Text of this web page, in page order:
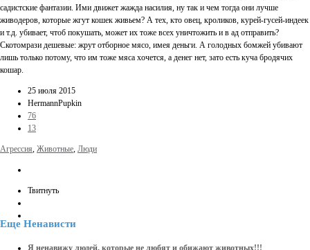
садистские фантазии. Ими движет жажда насилия, ну так и чем тогда они лучше
живодеров, которые жгут кошек живьем? А тех, кто овец, кроликов, курей-гусей-индеек
и т.д. убивает, чтоб покушать, может их тоже всех уничтожить и в ад отправить?
Скотомрази дешевые: жрут отборное мясо, имея деньги. А голодных бомжей убивают
лишь только потому, что им тоже мяса хочется, а денег нет, зато есть куча бродячих
кошар.
25 июля 2015
HermannPupkin
76
13
Агрессия, Животные, Люди
Твитнуть
Еще Ненависти
Я ненавижу людей, которые не любят и обижают животных!!!